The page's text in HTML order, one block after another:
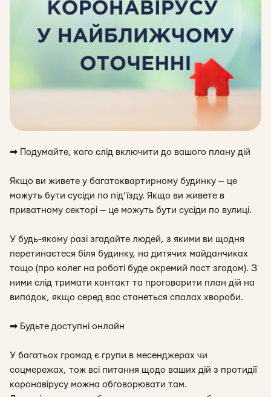
➡ Подумайте, кого слід включити до вашого плану дій
Якщо ви живете у багатоквартирному будинку — це
можуть бути сусіди по під’їзду. Якщо ви живете в
приватному секторі — це можуть бути сусіди по вулиці.
У будь-якому разі згадайте людей, з якими ви щодня
перетинаєтеся біля будинку, на дитячих майданчиках
тощо (про колег на роботі буде окремий пост згодом). З
ними слід тримати контакт та проговорити план дій на
випадок, якщо серед вас станеться спалах хвороби.
➡ Будьте доступні онлайн
У багатьох громад є групи в месенджерах чи
соцмережах, тож всі питання щодо ваших дій з протидії
коронавірусу можна обговорювати там.